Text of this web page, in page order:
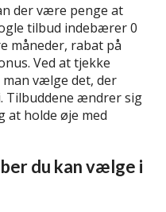
der være penge at
tilbud indebærer 0
måneder, rabat på
Ved at tjekke
man vælge det, der
Tilbuddene ændrer sig
at holde øje med
du kan vælge i